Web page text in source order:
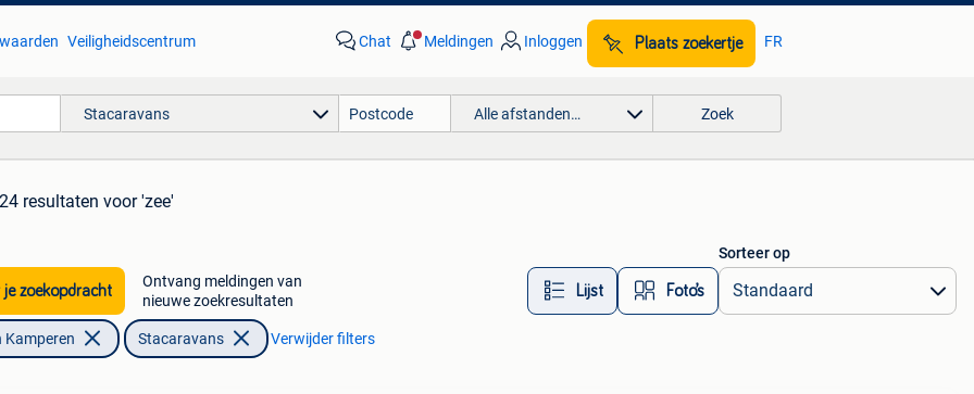
Veiligheidscentrum Chat Meldingen Inloggen Plaats zoekertje FR
Stacaravans Alle afstanden… Zoek
24 resultaten voor 'zee'
je zoekopdracht
Ontvang meldingen van
nieuwe zoekresultaten
Lijst Foto’s
Sorteer op
Kamperen Stacaravans Verwijder filters